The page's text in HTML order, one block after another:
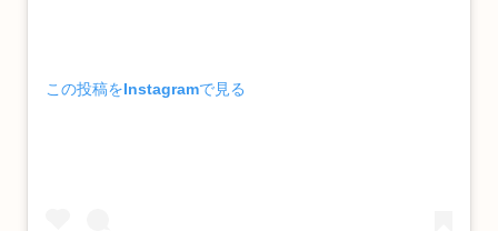
この投稿をInstagramで見る